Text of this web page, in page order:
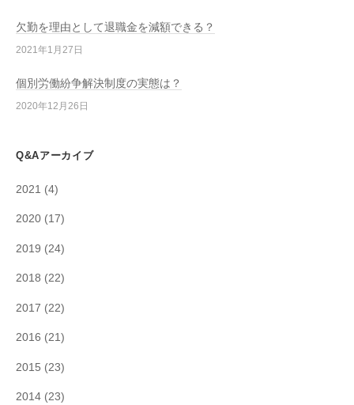
欠勤を理由として退職金を減額できる？
2021年1月27日
個別労働紛争解決制度の実態は？
2020年12月26日
Q&Aアーカイブ
2021 (4)
2020 (17)
2019 (24)
2018 (22)
2017 (22)
2016 (21)
2015 (23)
2014 (23)